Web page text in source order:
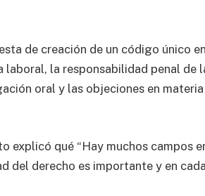
de creación de un código único en
la responsabilidad penal de
oral y las objeciones en materia
explicó qué “Hay muchos campos
del derecho es importante y en